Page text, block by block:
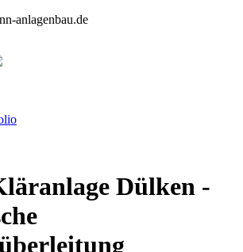
anlagenbau.de
Dülken -